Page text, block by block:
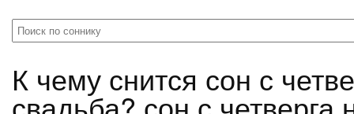
К чему снится сон с четверга на пятницу приснилась